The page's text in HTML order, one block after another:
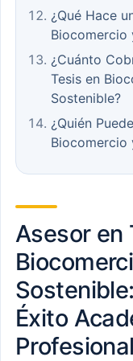
¿Qué Hace
Biocomercio
¿Cuánto
Tesis en
Sostenible?
¿Quién
Biocomercio
Asesor en
Éxito
Profesional